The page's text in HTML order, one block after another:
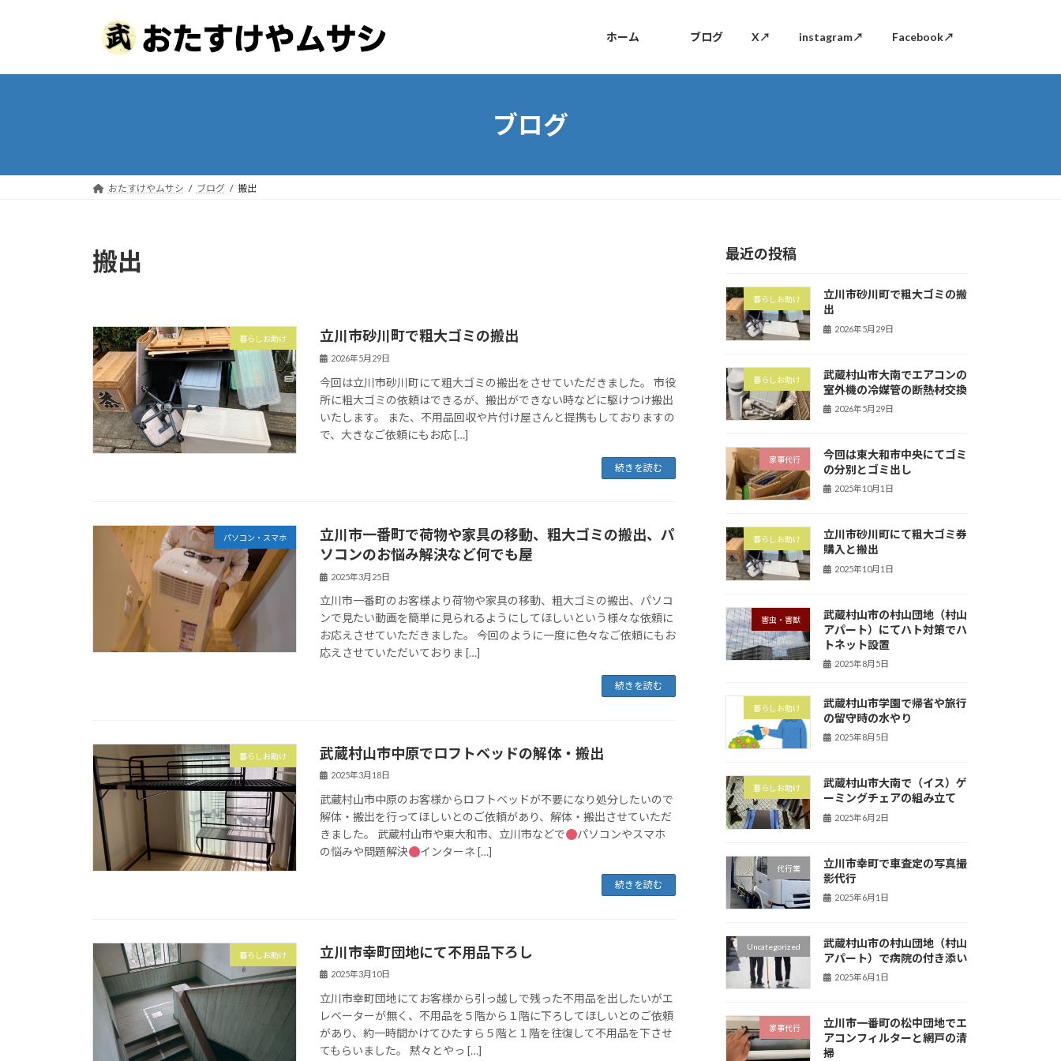
プ
動
ホーム ブログ X↗ instagram↗ Facebook↗
ブログ
おたすけやムサシ ブログ 搬出
搬出
暮らしお助け 立川市砂川町で粗大ゴミの搬出
2026年5月29日
今回は立川市砂川町にて粗大ゴミの搬出をさせていただきました。 市役
所に粗大ゴミの依頼はできるが、搬出ができない時などに駆けつけ搬出
いたします。 また、不用品回収や片付け屋さんと提携もしておりますの
で、大きなご依頼にもお応 […]
続きを読む
パソコン・スマホ
立川市一番町で荷物や家具の移動、粗大ゴミの搬出、パ
ソコンのお悩み解決など何でも屋
2025年3月25日
立川市一番町のお客様より荷物や家具の移動、粗大ゴミの搬出、パソコ
ンで見たい動画を簡単に見られるようにしてほしいという様々な依頼に
お応えさせていただきました。 今回のように一度に色々なご依頼にもお
応えさせていただいておりま […]
続きを読む
暮らしお助け 武蔵村山市中原でロフトベッドの解体・搬出
2025年3月18日
武蔵村山市中原のお客様からロフトベッドが不要になり処分したいので
解体・搬出を行ってほしいとのご依頼があり、解体・搬出させていただ
きました。 武蔵村山市や東大和市、立川市などで
パソコンやスマホ
の悩みや問題解決
インターネ […]
続きを読む
暮らしお助け 立川市幸町団地にて不用品下ろし
2025年3月10日
立川市幸町団地にてお客様から引っ越しで残った不用品を出したいがエ
レベーターが無く、不用品を５階から１階に下ろしてほしいとのご依頼
があり、約一時間かけてひたすら５階と１階を往復して不用品を下させ
てもらいました。 黙々とやっ […]
最近の投稿
暮らしお助け
立川市砂川町で粗大ゴミの搬
出
2026年5月29日
暮らしお助け
武蔵村山市大南でエアコンの
室外機の冷媒管の断熱材交換
2026年5月29日
家事代行
今回は東大和市中央にてゴミ
の分別とゴミ出し
2025年10月1日
暮らしお助け
立川市砂川町にて粗大ゴミ券
購入と搬出
2025年10月1日
害虫・害獣
武蔵村山市の村山団地（村山
アパート）にてハト対策でハ
トネット設置
2025年8月5日
暮らしお助け
武蔵村山市学園で帰省や旅行
の留守時の水やり
2025年8月5日
暮らしお助け
武蔵村山市大南で（イス）ゲ
ーミングチェアの組み立て
2025年6月2日
代行業
立川市幸町で車査定の写真撮
影代行
2025年6月1日
Uncategorized
武蔵村山市の村山団地（村山
アパート）で病院の付き添い
2025年6月1日
家事代行
立川市一番町の松中団地でエ
アコンフィルターと網戸の清
掃